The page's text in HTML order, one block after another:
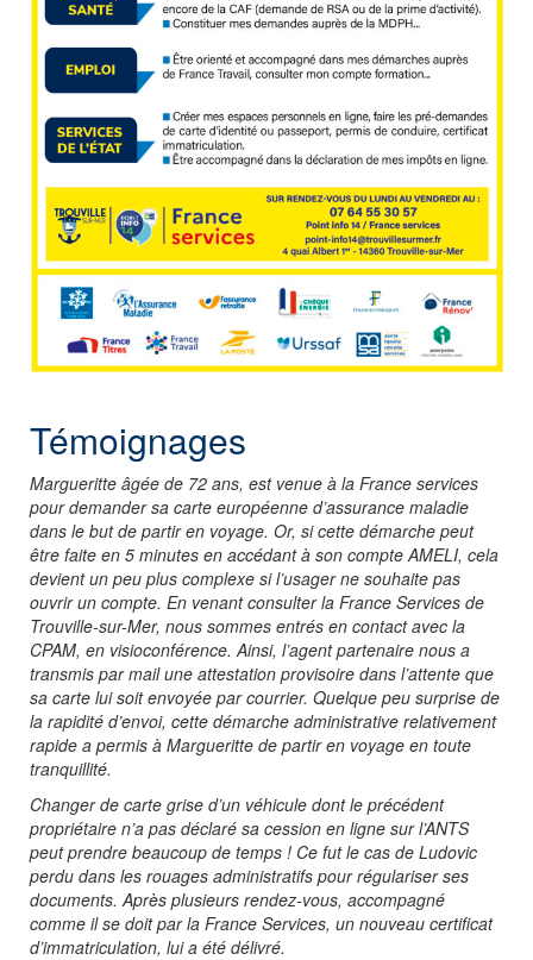
Témoignages
Margueritte âgée de 72 ans, est venue à la France services
pour demander sa carte européenne d’assurance maladie
dans le but de partir en voyage. Or, si cette démarche peut
être faite en 5 minutes en accédant à son compte AMELI, cela
devient un peu plus complexe si l’usager ne souhaite pas
ouvrir un compte. En venant consulter la France Services de
Trouville-sur-Mer, nous sommes entrés en contact avec la
CPAM, en visioconférence. Ainsi, l’agent partenaire nous a
transmis par mail une attestation provisoire dans l’attente que
sa carte lui soit envoyée par courrier. Quelque peu surprise de
la rapidité d’envoi, cette démarche administrative relativement
rapide a permis à Margueritte de partir en voyage en toute
tranquillité.
Changer de carte grise d’un véhicule dont le précédent
propriétaire n’a pas déclaré sa cession en ligne sur l’ANTS
peut prendre beaucoup de temps ! Ce fut le cas de Ludovic
perdu dans les rouages administratifs pour régulariser ses
documents. Après plusieurs rendez-vous, accompagné
comme il se doit par la France Services, un nouveau certificat
d’immatriculation, lui a été délivré.